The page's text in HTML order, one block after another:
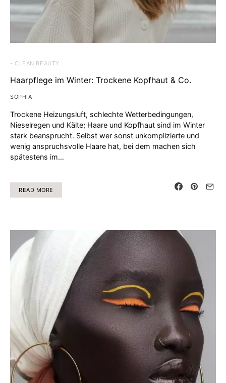
- CLEAN BEAUTY
Haarpflege im Winter: Trockene Kopfhaut & Co.
SOPHIA
Trockene Heizungsluft, schlechte Wetterbedingungen,
Nieselregen und Kälte; Haare und Kopfhaut sind im Winter
stark beansprucht. Selbst wer sonst unkomplizierte und
wenig anspruchsvolle Haare hat, bei dem machen sich
spätestens im…
READ MORE